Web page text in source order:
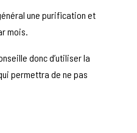
une purification et
mois.
donc d’utiliser la
permettra de ne pas